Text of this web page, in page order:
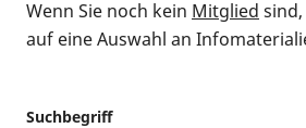
Wenn Sie noch kein Mitglied
auf eine Auswahl an
Suchbegriff